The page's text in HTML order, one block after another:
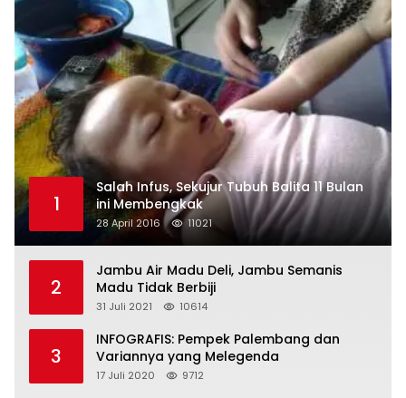
1
Salah Infus, Sekujur Tubuh Balita 11 Bulan
ini Membengkak
28 April 2016 11021
2
Jambu Air Madu Deli, Jambu Semanis
Madu Tidak Berbiji
31 Juli 2021 10614
3
INFOGRAFIS: Pempek Palembang dan
Variannya yang Melegenda
17 Juli 2020 9712